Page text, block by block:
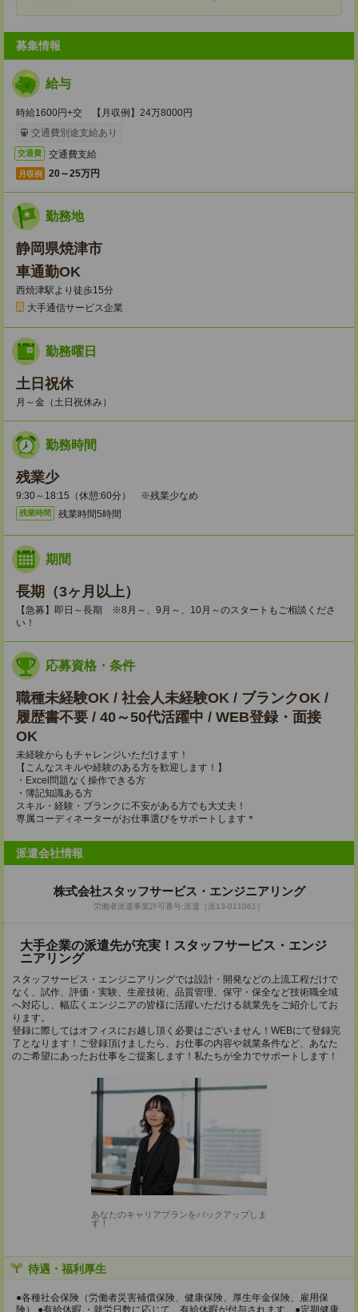
募集情報
給与
時給1600円+交 【月収例】24万8000円
交通費別途支給あり
交通費 交通費支給
月収例 20～25万円
勤務地
静岡県焼津市
車通勤OK
西焼津駅より徒歩15分
大手通信サービス企業
勤務曜日
土日祝休
月～金（土日祝休み）
勤務時間
残業少
9:30～18:15（休憩:60分） ※残業少なめ
残業時間 残業時間5時間
期間
長期（3ヶ月以上）
【急募】即日～長期 ※8月～、9月～、10月～のスタートもご相談くださ
い！
応募資格・条件
職種未経験OK / 社会人未経験OK / ブランクOK /
履歴書不要 / 40～50代活躍中 / WEB登録・面接
OK
未経験からもチャレンジいただけます！
【こんなスキルや経験のある方を歓迎します！】
・Excel問題なく操作できる方
・簿記知識ある方
スキル・経験・ブランクに不安がある方でも大丈夫！
専属コーディネーターがお仕事選びをサポートします＊
派遣会社情報
株式会社スタッフサービス・エンジニアリング
労働者派遣事業許可番号:派遣［派13-011061］
大手企業の派遣先が充実！スタッフサービス・エンジ
ニアリング
スタッフサービス・エンジニアリングでは設計・開発などの上流工程だけで
なく、試作、評価・実験、生産技術、品質管理、保守・保全など技術職全域
へ対応し、幅広くエンジニアの皆様に活躍いただける就業先をご紹介してお
ります。
登録に際してはオフィスにお越し頂く必要はございません！WEBにて登録完
了となります！ご登録頂けましたら、お仕事の内容や就業条件など、あなた
のご希望にあったお仕事をご提案します！私たちが全力でサポートします！
あなたのキャリアプランをバックアップしま
す！
待遇・福利厚生
●各種社会保険（労働者災害補償保険、健康保険、厚生年金保険、雇用保
険） ●有給休暇 ・就労日数に応じて、有給休暇が付与されます。●定期健康